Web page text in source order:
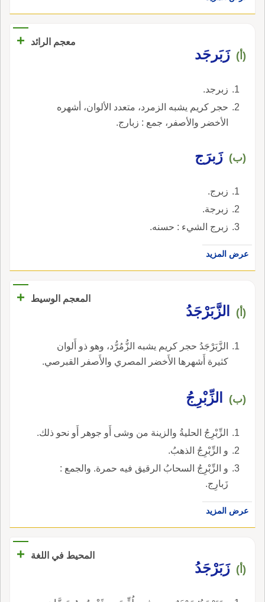
معجم الرائد +
(أ) زَبَرجَد
زبرجد.
حجر كريم يشبه الزمرد، متعدد الألوان، أشهره
الأخضر والأصفر، جمع : زبارج.
(ب) زَبرَج
زبرج.
زبرجة.
زبرج الشيء : حسنه.
عرض المزيد
المعجم الوسيط +
(أ) الزَّبَرْجَدُ
الزَّبَرْجَدُ حجر كريم يشبه الزُّمُرُّد، وهو ذو أَلوان
كثيرة أَشهرها الأَخضر المصري والأَصفر القبرصي.
(ب) الزِّبْرِجُ
الزِّبْرِجُ الحليةُ والزينة من وشى أَو جوهر أَو نحو ذلك.
و الزِّبْرِجُ الذهبُ.
و الزِّبْرِجُ السحابُ الرقيق فيه حمرة. والجمع :
زَبارِج.
عرض المزيد
المحيط في اللغة +
(أ) زَبَرْجَدُ